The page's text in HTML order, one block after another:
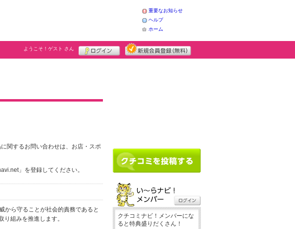
重要なお知らせ
ヘルプ
ホーム
ようこそ！ ゲスト さん
関するお問い合わせは、お店・スポ
」を登録してください。
から守ることが社会的責務であると
組みを推進します。
クチコミナビ！メンバーにな
ると特典盛りだくさん！